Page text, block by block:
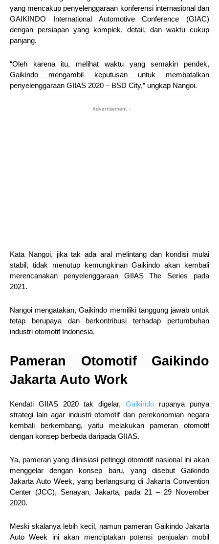
yang mencakup penyelenggaraan konferensi internasional dan
GAIKINDO International Automotive Conference (GIAC)
dengan persiapan yang komplek, detail, dan waktu cukup
panjang.
“Oleh karena itu, melihat waktu yang semakin pendek,
Gaikindo mengambil keputusan untuk membatalkan
penyelenggaraan GIIAS 2020 – BSD City,” ungkap Nangoi.
- Advertisement -
Kata Nangoi, jika tak ada aral melintang dan kondisi mulai
stabil, tidak menutup kemungkinan Gaikindo akan kembali
merencanakan penyelenggaraan GIIAS The Series pada
2021.
Nangoi mengatakan, Gaikindo memiliki tanggung jawab untuk
tetap berupaya dan berkontribusi terhadap pertumbuhan
industri otomotif Indonesia.
Pameran Otomotif Gaikindo
Jakarta Auto Work
Kendati GIIAS 2020 tak digelar, Gaikindo rupanya punya
strategi lain agar industri otomotif dan perekonomian negara
kembali berkembang, yaitu melakukan pameran otomotif
dengan konsep berbeda daripada GIIAS.
Ya, pameran yang diinisiasi petinggi otomotif nasional ini akan
menggelar dengan konsep baru, yang disebut Gaikindo
Jakarta Auto Week, yang berlangsung di Jakarta Convention
Center (JCC), Senayan, Jakarta, pada 21 – 29 November
2020.
Meski skalanya lebih kecil, namun pameran Gaikindo Jakarta
Auto Week ini akan menciptakan potensi penjualan mobil